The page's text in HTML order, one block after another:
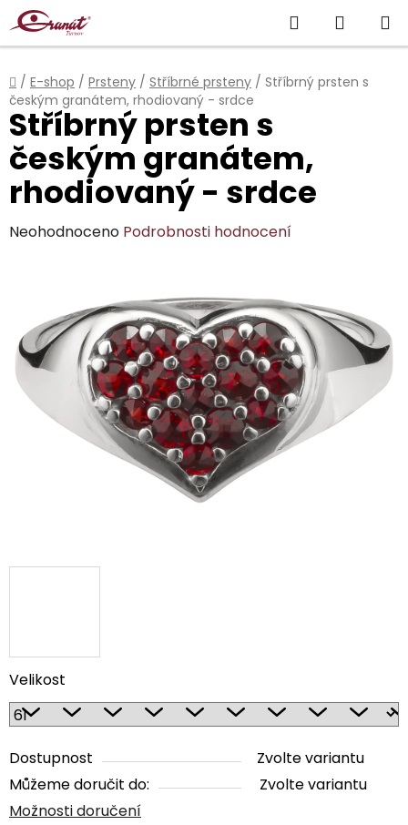
Přejít
na
obsah
Hledat
KOŠÍK
Domů
/ E-shop / Prsteny / Stříbrné prsteny / Stříbrný prsten s
českým granátem, rhodiovaný - srdce
Velikost
Dostupnost
Zvolte variantu
Můžeme doručit do:
Zvolte variantu
Možnosti doručení
Stříbrný prsten s
českým granátem,
rhodiovaný - srdce
Průměrné
0,0
5
hvězdiček.
Neohodnoceno Podrobnosti hodnocení